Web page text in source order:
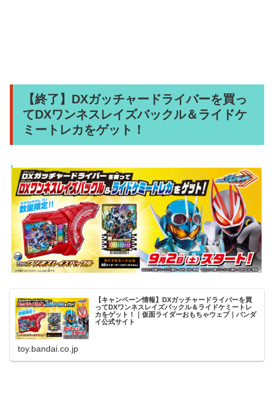
【終了】DXガッチャードライバーを買っ
てDXワンネスレイズバックル＆ライドケ
ミートレカをゲット！
【キャンペーン情報】DXガッチャードライバーを買
ってDXワンネスレイズバックル＆ライドケミートレ
カをゲット！｜仮面ライダーおもちゃウェブ｜バンダ
イ公式サイト
toy.bandai.co.jp